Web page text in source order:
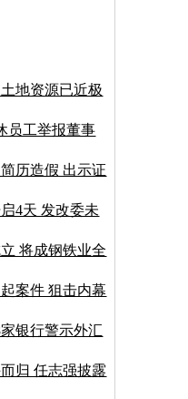
地资源已近极
员工举报董事
历造假 出示证
4天 发改委未
将成钢铁业全
案件 狙击内幕
银行警示外汇
归 任志强披露